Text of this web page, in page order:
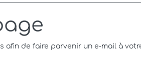
afin de faire parvenir un e-mail à